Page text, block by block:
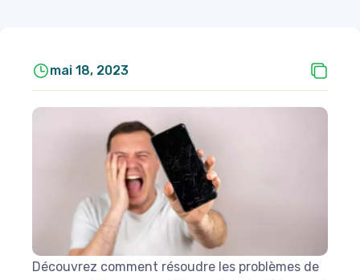
mai 18, 2023
Découvrez comment résoudre les problèmes de